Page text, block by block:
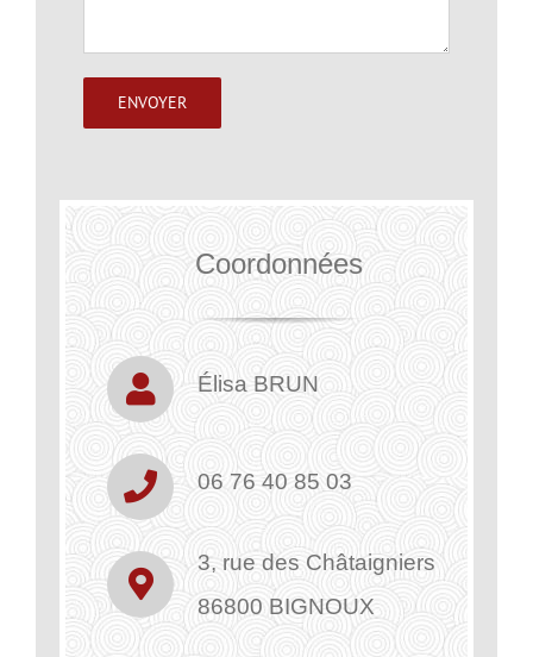
Coordonnées
Élisa BRUN
06 76 40 85 03
3, rue des Châtaigniers
86800 BIGNOUX